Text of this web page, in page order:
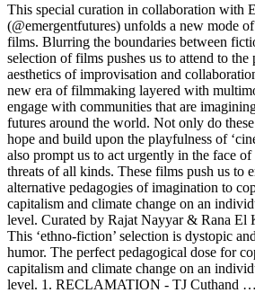
This special curation in collaboration with
(@emergentfutures) unfolds a new mode
films. Blurring the boundaries between
selection of films pushes us to attend to the
aesthetics of improvisation and
new era of filmmaking layered with
engage with communities that are
futures around the world. Not only do
hope and build upon the playfulness of
also prompt us to act urgently in the face
threats of all kinds. These films push us to
alternative pedagogies of imagination to
capitalism and climate change on an
level. Curated by Rajat Nayyar & Rana
This ‘ethno-fiction’ selection is dystopic
humor. The perfect pedagogical dose for
capitalism and climate change on an
level. 1. RECLAMATION - TJ Cuthand …